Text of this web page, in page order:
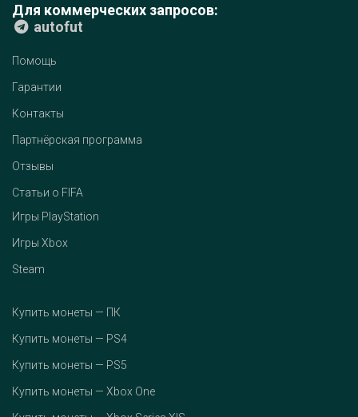
Для коммерческих запросов:
autofut
Помощь
Гарантии
Контакты
Партнёрская программа
Отзывы
Статьи о FIFA
Игры PlayStation
Игры Xbox
Steam
Купить монеты — ПК
Купить монеты — PS4
Купить монеты — PS5
Купить монеты — Xbox One